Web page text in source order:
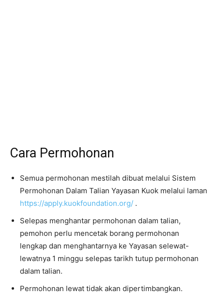
Cara Permohonan
Semua permohonan mestilah dibuat melalui Sistem
Permohonan Dalam Talian Yayasan Kuok melalui laman
https://apply.kuokfoundation.org/ .
Selepas menghantar permohonan dalam talian,
pemohon perlu mencetak borang permohonan
lengkap dan menghantarnya ke Yayasan selewat-
lewatnya 1 minggu selepas tarikh tutup permohonan
dalam talian.
Permohonan lewat tidak akan dipertimbangkan.